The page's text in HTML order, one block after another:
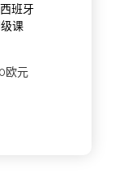
班牙
课
欧元